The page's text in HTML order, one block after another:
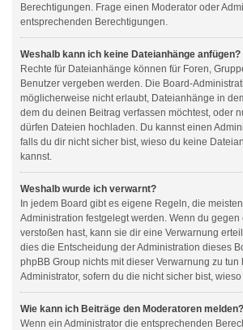
Berechtigungen. Frage einen Moderator oder
entsprechenden Berechtigungen.
Weshalb kann ich keine Dateianhänge anfügen?
Rechte für Dateianhänge können für Foren,
Benutzer vergeben werden. Die Board-
möglicherweise nicht erlaubt, Dateianhänge in
dem du deinen Beitrag verfassen möchtest, oder
dürfen Dateien hochladen. Du kannst einen
falls du dir nicht sicher bist, wieso du keine
kannst.
Weshalb wurde ich verwarnt?
In jedem Board gibt es eigene Regeln, die
Administration festgelegt werden. Wenn du
verstoßen hast, kann sie dir eine Verwarnung
dies die Entscheidung der Administration dieses
phpBB Group nichts mit dieser Verwarnung zu tun
Administrator, sofern du die nicht sicher bist,
Wie kann ich Beiträge den Moderatoren melden?
Wenn ein Administrator die entsprechenden